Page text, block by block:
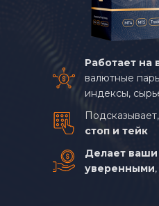
Работает на
валютные
индексы,
Подсказывает,
стоп и тейк
Делает
уверенными
00
01
02
03